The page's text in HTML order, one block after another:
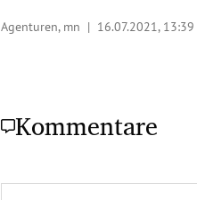
Agenturen, mn | 16.07.2021, 13:39
Kommentare